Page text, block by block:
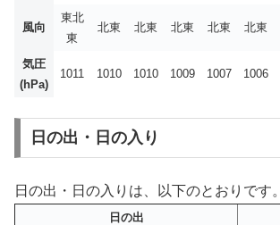
風向
東北
東
北東 北東 北東 北東 北東
気圧
(hPa)
1011 1010 1010 1009 1007 1006
日の出・日の入り
日の出・日の入りは、以下のとおりです。
日の出